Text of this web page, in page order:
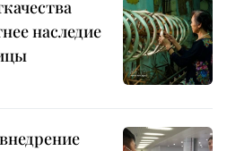
наследие